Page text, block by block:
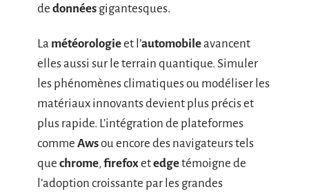
de données gigantesques.
La météorologieet l’automobileavancent
elles aussi sur le terrain quantique. Simuler
les phénomènes climatiques ou modéliser les
matériaux innovants devient plus précis et
plus rapide. L’intégration de plateformes
comme Awsou encore des navigateurs tels
que chrome,firefoxetedgetémoigne de
l’adoption croissante par les grandes